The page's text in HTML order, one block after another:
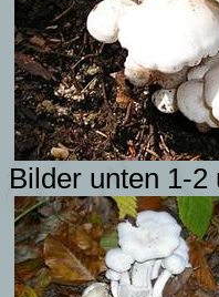
Bilder unten 1-